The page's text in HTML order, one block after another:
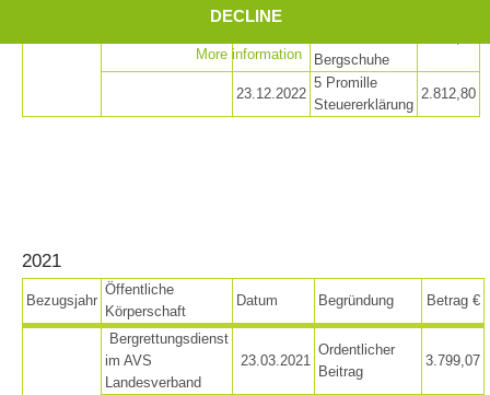
Bergschuhe
23.12.2022
5 Promille
Steuererklärung
2.812,80
2021
Bezugsjahr
Öffentliche
Körperschaft
Datum Begründung Betrag €
Bergrettungsdienst
im AVS
Landesverband
23.03.2021
Ordentlicher
Beitrag
3.799,07
DECLINE
More information